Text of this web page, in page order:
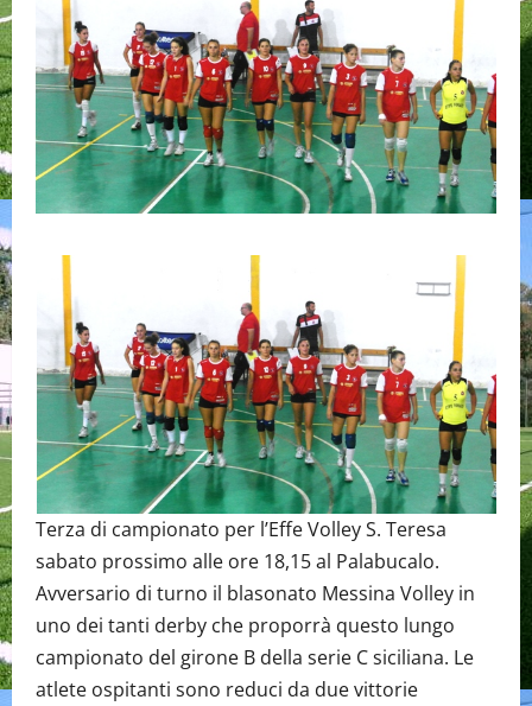
Terza di campionato per l’Effe Volley S. Teresa
sabato prossimo alle ore 18,15 al Palabucalo.
Avversario di turno il blasonato Messina Volley in
uno dei tanti derby che proporrà questo lungo
campionato del girone B della serie C siciliana. Le
atlete ospitanti sono reduci da due vittorie